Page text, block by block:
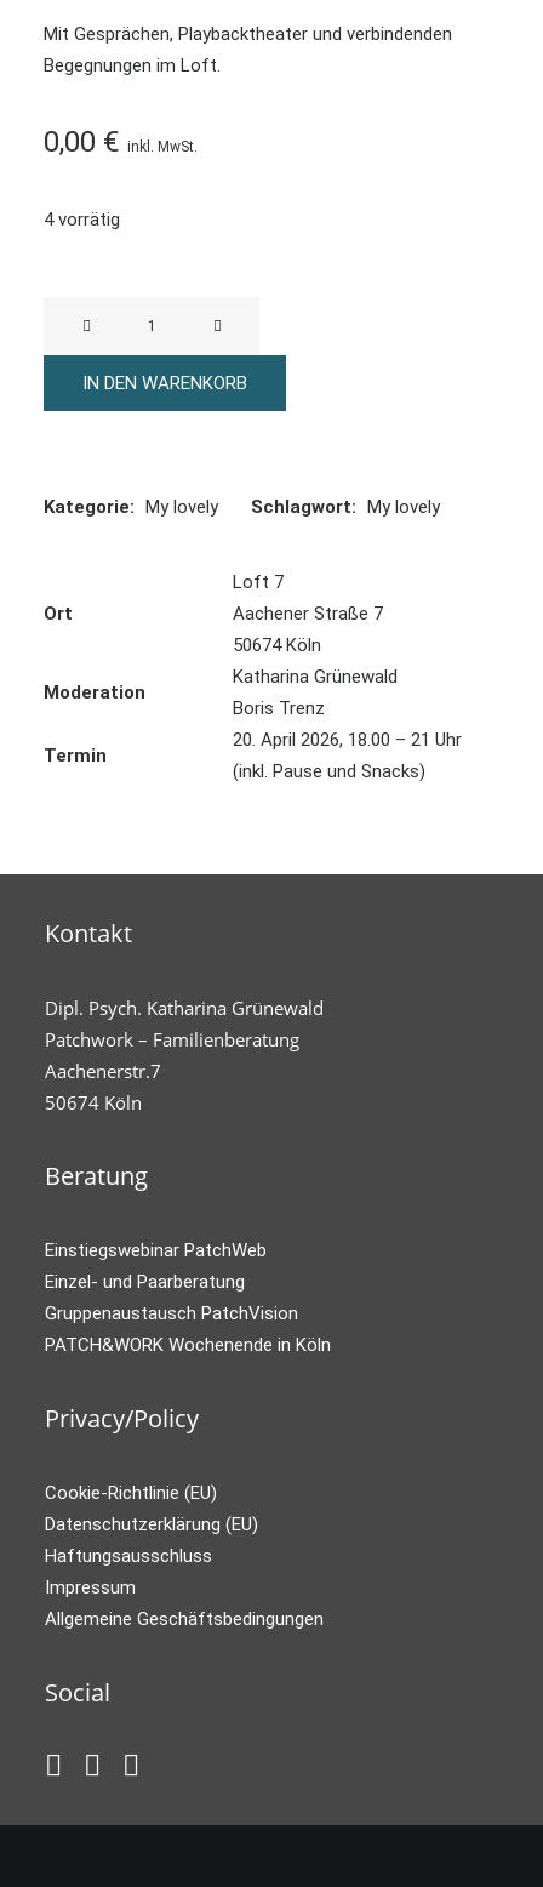
Mit Gesprächen, Playbacktheater und verbindenden
Begegnungen im Loft.
0,00 € inkl. MwSt.
4 vorrätig
IN DEN WARENKORB
Kategorie: My lovely Schlagwort: My lovely
Ort
Loft 7
Aachener Straße 7
50674 Köln
Moderation
Katharina Grünewald
Boris Trenz
Termin
20. April 2026, 18.00 – 21 Uhr
(inkl. Pause und Snacks)
Kontakt
Dipl. Psych. Katharina Grünewald
Patchwork – Familienberatung
Aachenerstr.7
50674 Köln
Beratung
Einstiegswebinar PatchWeb
Einzel- und Paarberatung
Gruppenaustausch PatchVision
PATCH&WORK Wochenende in Köln
Privacy/Policy
Cookie-Richtlinie (EU)
Datenschutzerklärung (EU)
Haftungsausschluss
Impressum
Allgemeine Geschäftsbedingungen
Social